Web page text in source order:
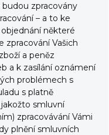
zpracovány
– a to ke
některé
zpracování Vašich
a peněz
a k zasílání oznámení
problémech s
s platně
smluvní
zpracovávání Vámi
plnění smluvních